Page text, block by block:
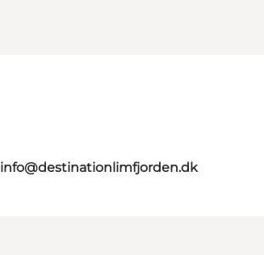
info@destinationlimfjorden.dk